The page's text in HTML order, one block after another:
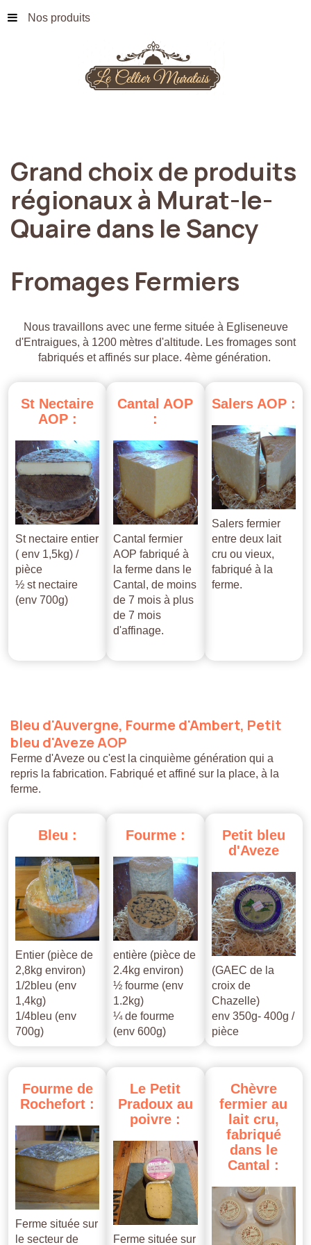
Nos produits
Grand choixde produits
régionauxà Murat-le-
Quairedans leSancy
Fromages Fermiers
Nous travaillons avec une ferme située à Egliseneuve
d'Entraigues, à 1200 mètres d'altitude. Les fromages sont
fabriqués et affinés sur place. 4ème génération.
St Nectaire
AOP :
St nectaire entier
( env 1,5kg) /
pièce
½ st nectaire
(env 700g)
Cantal AOP
:
Cantal fermier
AOP fabriqué à
la ferme dans le
Cantal, de moins
de 7 mois à plus
de 7 mois
d'affinage.
Salers AOP :
Salers fermier
entre deux lait
cru ou vieux,
fabriqué à la
ferme.
Bleu d'Auvergne, Fourmed'Ambert, Petit
bleu d'AvezeAOP
Ferme d'Aveze ou c'est la cinquième génération qui a
repris la fabrication. Fabriqué et affiné sur la place, à la
ferme.
Bleu :
Entier (pièce de
2,8kg environ)
1/2bleu (env
1,4kg)
1/4bleu (env
700g)
Fourme :
entière (pièce de
2.4kg environ)
½ fourme (env
1.2kg)
¼ de fourme
(env 600g)
Petit bleu
d'Aveze
(GAEC de la
croix de
Chazelle)
env 350g- 400g /
pièce
Fourme de
Rochefort :
Ferme située sur
le secteur de
Le Petit
Pradoux au
poivre :
Ferme située sur
Chèvre
fermier au
lait cru,
fabriqué
dans le
Cantal :